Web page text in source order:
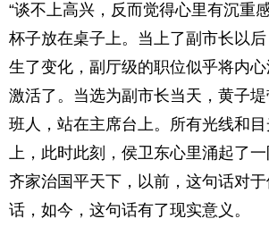
“谈不上高兴，反而觉得心里有沉重
杯子放在桌子上。当上了副市长以
生了变化，副厅级的职位似乎将内
激活了。当选为副市长当天，黄子
班人，站在主席台上。所有光线和
上，此时此刻，侯卫东心里涌起了
齐家治国平天下，以前，这句话对
话，如今，这句话有了现实意义。